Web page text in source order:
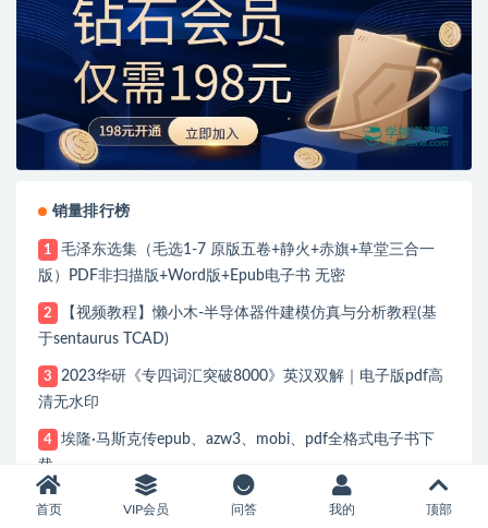
销量排行榜
1
毛泽东选集（毛选1-7 原版五卷+静火+赤旗+草堂三合一
版）PDF非扫描版+Word版+Epub电子书 无密
2
【视频教程】懒小木-半导体器件建模仿真与分析教程(基
于sentaurus TCAD)
3
2023华研《专四词汇突破8000》英汉双解｜电子版pdf高
清无水印
4
埃隆·马斯克传epub、azw3、mobi、pdf全格式电子书下
载
5
《果克星球奇遇记》张祥前小说 PDF电子书 | 安徽农民外
首页 VIP会员 问答 我的 顶部